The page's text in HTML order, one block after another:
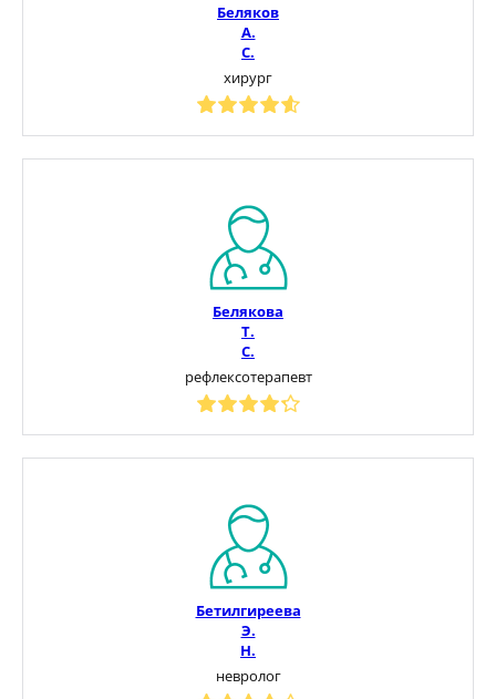
Беляков
А.
С.
хирург
Белякова
Т.
С.
рефлексотерапевт
Бетилгиреева
Э.
Н.
невролог